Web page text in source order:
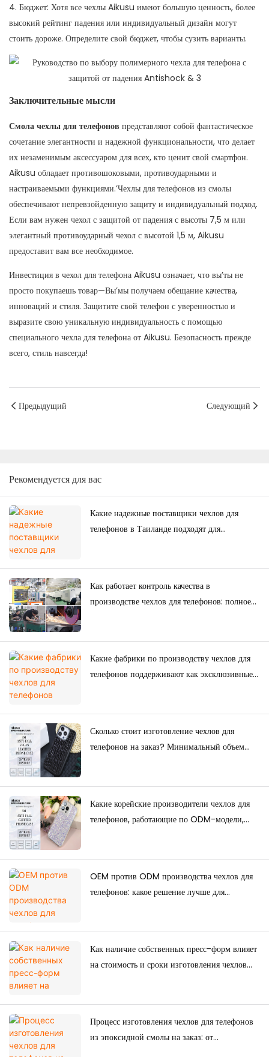
4. Бюджет: Хотя все чехлы Aikusu имеют большую ценность, более
высокий рейтинг падения или индивидуальный дизайн могут
стоить дороже. Определите свой бюджет, чтобы сузить варианты.
Заключительные мысли
Смола чехлы для телефонов представляют собой фантастическое
сочетание элегантности и надежной функциональности, что делает
их незаменимым аксессуаром для всех, кто ценит свой смартфон.
Aikusu обладает противошоковыми, противоударными и
настраиваемыми функциями.’Чехлы для телефонов из смолы
обеспечивают непревзойденную защиту и индивидуальный подход.
Если вам нужен чехол с защитой от падения с высоты 7,5 м или
элегантный противоударный чехол с высотой 1,5 м, Aikusu
предоставит вам все необходимое.
Инвестиция в чехол для телефона Aikusu означает, что вы’ты не
просто покупаешь товар—Вы’мы получаем обещание качества,
инноваций и стиля. Защитите свой телефон с уверенностью и
выразите свою уникальную индивидуальность с помощью
специального чехла для телефона от Aikusu. Безопасность прежде
всего, стиль навсегда!
Предыдущий Следующий
Рекомендуется для вас
Какие надежные поставщики чехлов для
телефонов в Таиланде подходят для
Как работает контроль качества в
производстве чехлов для телефонов: полное
Какие фабрики по производству чехлов для
телефонов поддерживают как эксклюзивные
Сколько стоит изготовление чехлов для
телефонов на заказ? Минимальный объем
Какие корейские производители чехлов для
телефонов, работающие по ODM-модели,
OEM против ODM производства чехлов для
телефонов: какое решение лучше для
Как наличие собственных пресс-форм влияет
на стоимость и сроки изготовления чехлов
Процесс изготовления чехлов для телефонов
из эпоксидной смолы на заказ: от